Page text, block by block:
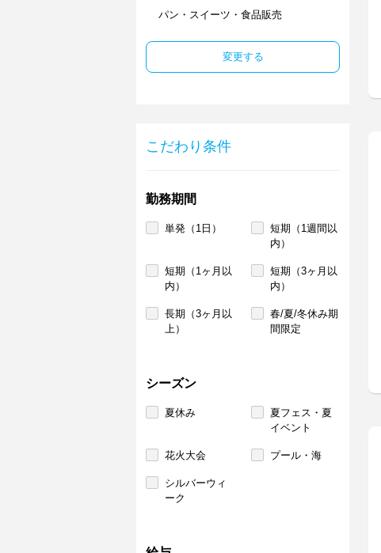
パン・スイーツ・食品販売
変更する
こだわり条件
勤務期間
単発（1日）
短期（1週間以
内）
短期（1ヶ月以
内）
短期（3ヶ月以
内）
長期（3ヶ月以
上）
春/夏/冬休み期
間限定
シーズン
夏休み
夏フェス・夏
イベント
花火大会 プール・海
シルバーウィ
ーク